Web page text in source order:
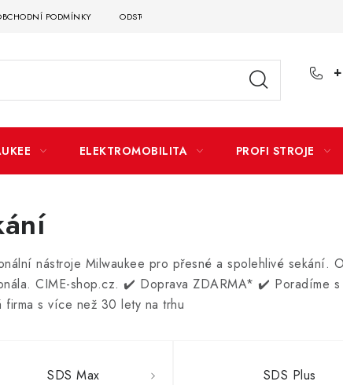
PODMÍNKY ODSTOUPENÍ OD SMLOUVY
ELEKTROMOBILITA PROFI STROJE
nástroje Milwaukee pro přesné a spolehlivé sekání.
CIME-shop.cz. ✔️ Doprava ZDARMA* ✔️ Poradíme
firma s více než 30 lety na trhu
SDS Max SDS Plus